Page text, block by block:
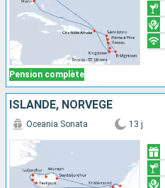
Pension complète
ISLANDE, NORVÈGE
Oceania Sonata 13 j